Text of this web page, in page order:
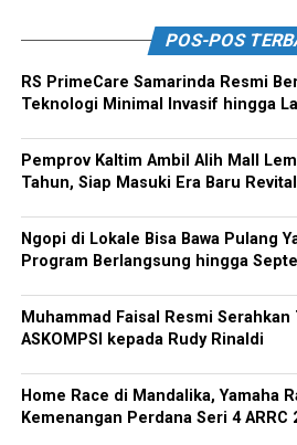
POS-POS
RS PrimeCare Samarinda Resmi
Teknologi Minimal Invasif hingga
Pemprov Kaltim Ambil Alih Mall
Tahun, Siap Masuki Era Baru
Ngopi di Lokale Bisa Bawa Pulang
Program Berlangsung hingga
Muhammad Faisal Resmi
ASKOMPSI kepada Rudy Rinaldi
Home Race di Mandalika, Yamaha
Kemenangan Perdana Seri 4 ARRC